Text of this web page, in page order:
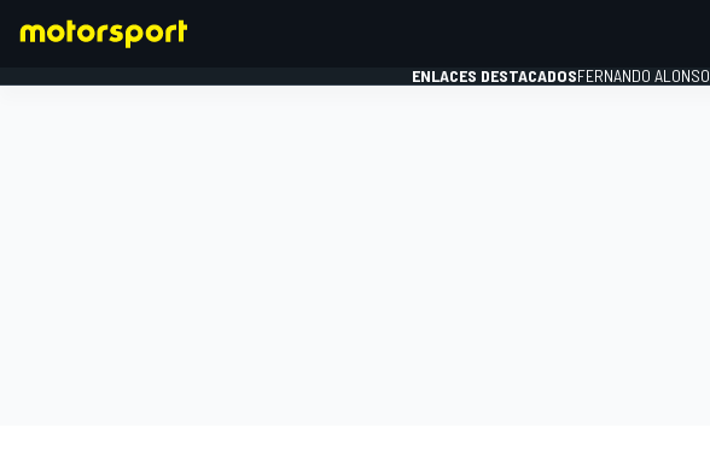
ENLACES DESTACADOSFERNANDO ALONSO